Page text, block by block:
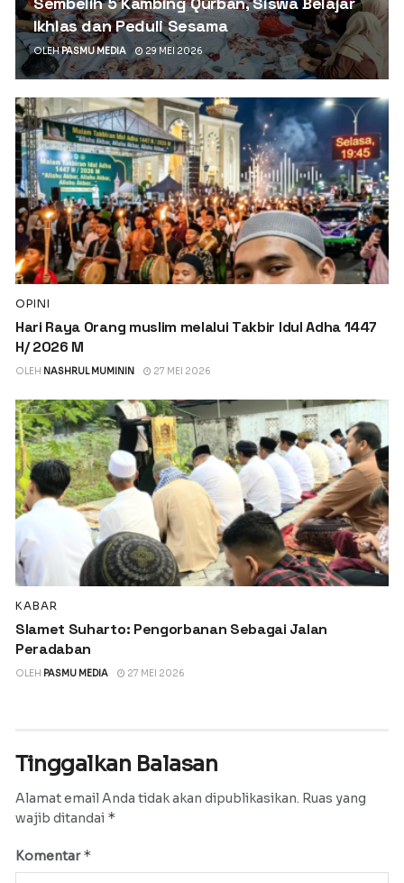
Ikhlas dan Peduli Sesama
OLEHPASMU MEDIA 29 MEI 2026
OPINI
Hari Raya Orang muslim melalui Takbir Idul Adha 1447
H/ 2026 M
OLEH NASHRUL MUMININ 27 MEI 2026
KABAR
Slamet Suharto: Pengorbanan Sebagai Jalan
Peradaban
OLEH PASMU MEDIA 27 MEI 2026
Tinggalkan Balasan
Alamat email Anda tidak akan dipublikasikan. Ruas yang
wajib ditandai *
Komentar*